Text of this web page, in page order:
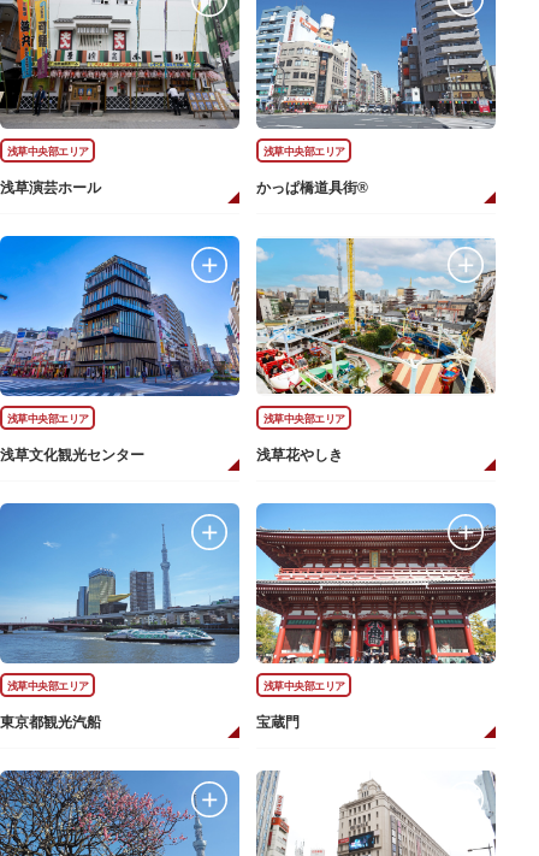
浅草中央部エリア
浅草演芸ホール
浅草中央部エリア
かっぱ橋道具街®
浅草中央部エリア
浅草文化観光センター
浅草中央部エリア
浅草花やしき
浅草中央部エリア
東京都観光汽船
浅草中央部エリア
宝蔵門